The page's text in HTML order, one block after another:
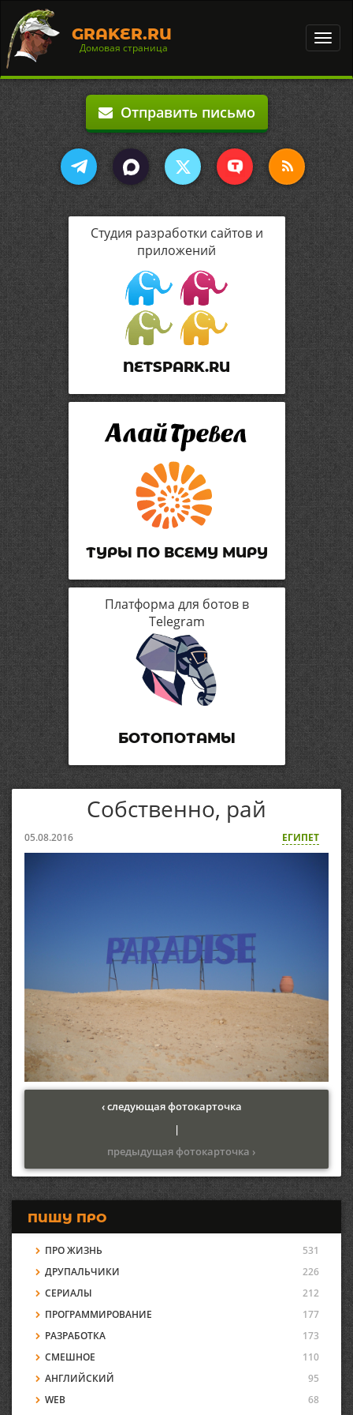
GRAKER.RU
Домовая страница
Отправить письмо
Студия разработки сайтов и
приложений
NETSPARK.RU
ТУРЫ ПО ВСЕМУ МИРУ
Платформа для ботов в
Telegram
БОТОПОТАМЫ
Собственно, рай
05.08.2016 ЕГИПЕТ
‹ следующая фотокарточка
|
предыдущая фотокарточка ›
ПИШУ ПРО
ПРО ЖИЗНЬ
531
ДРУПАЛЬЧИКИ
226
СЕРИАЛЫ
212
ПРОГРАММИРОВАНИЕ
177
РАЗРАБОТКА
173
СМЕШНОЕ
110
АНГЛИЙСКИЙ
95
WEB
68